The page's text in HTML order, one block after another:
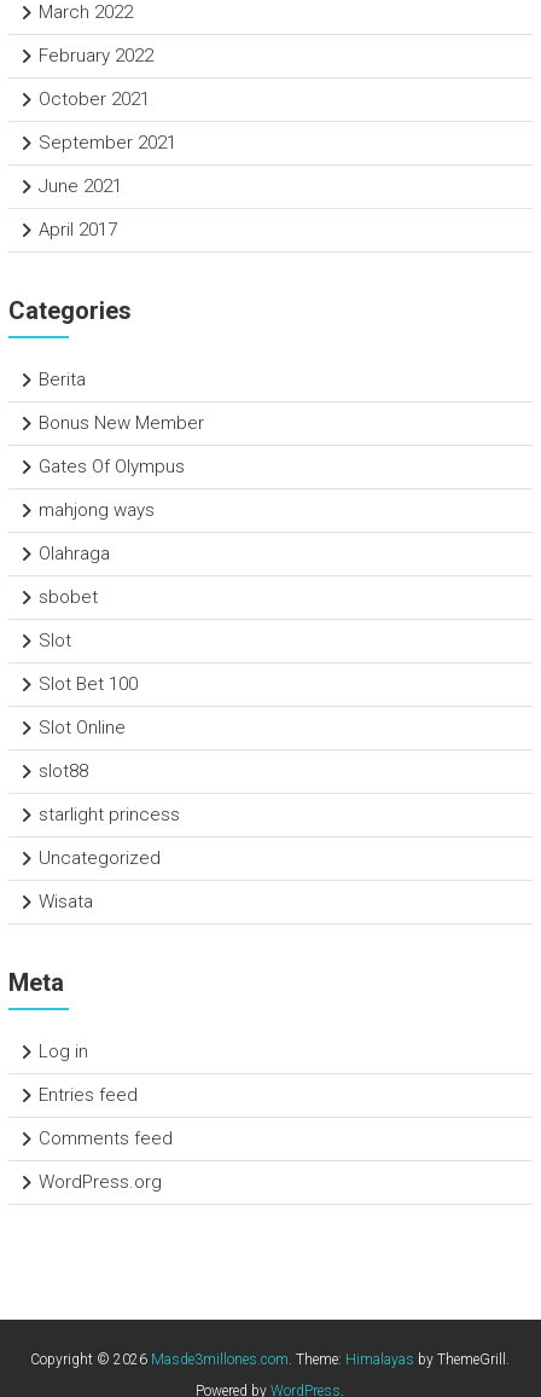
March 2022
February 2022
October 2021
September 2021
June 2021
April 2017
Categories
Berita
Bonus New Member
Gates Of Olympus
mahjong ways
Olahraga
sbobet
Slot
Slot Bet 100
Slot Online
slot88
starlight princess
Uncategorized
Wisata
Meta
Log in
Entries feed
Comments feed
WordPress.org
Copyright © 2026 Masde3millones.com. Theme: Himalayas by ThemeGrill.
Powered byWordPress.